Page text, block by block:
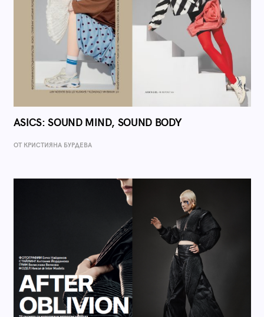
ASICS: SOUND MIND, SOUND BODY
ОТ КРИСТИЯНА БУРДЕВА